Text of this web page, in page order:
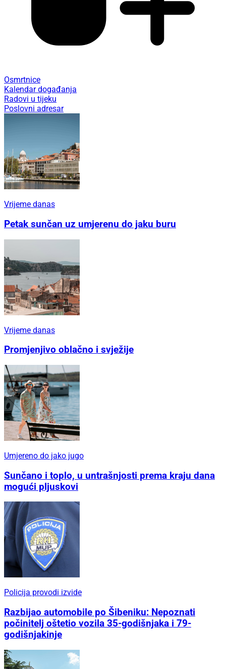
Osmrtnice
Kalendar događanja
Radovi u tijeku
Poslovni adresar
Vrijeme danas
Petak sunčan uz umjerenu do jaku buru
Vrijeme danas
Promjenjivo oblačno i svježije
Umjereno do jako jugo
Sunčano i toplo, u untrašnjosti prema kraju dana
mogući pljuskovi
Policija provodi izvide
Razbijao automobile po Šibeniku: Nepoznati
počinitelj oštetio vozila 35-godišnjaka i 79-
godišnjakinje